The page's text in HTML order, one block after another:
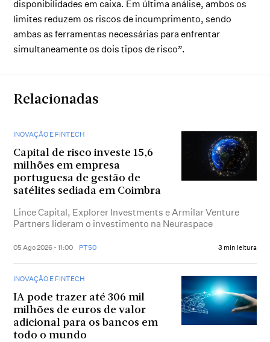
disponibilidades em caixa. Em última análise, ambos os
limites reduzem os riscos de incumprimento, sendo
ambas as ferramentas necessárias para enfrentar
simultaneamente os dois tipos de risco”.
Relacionadas
INOVAÇÃO E FINTECH
Capital de risco investe 15,6
milhões em empresa
portuguesa de gestão de
satélites sediada em Coimbra
Lince Capital, Explorer Investments e Armilar Venture
Partners lideram o investimento na Neuraspace
05 Ago 2026 - 11:00 PT50 3 min leitura
INOVAÇÃO E FINTECH
IA pode trazer até 306 mil
milhões de euros de valor
adicional para os bancos em
todo o mundo